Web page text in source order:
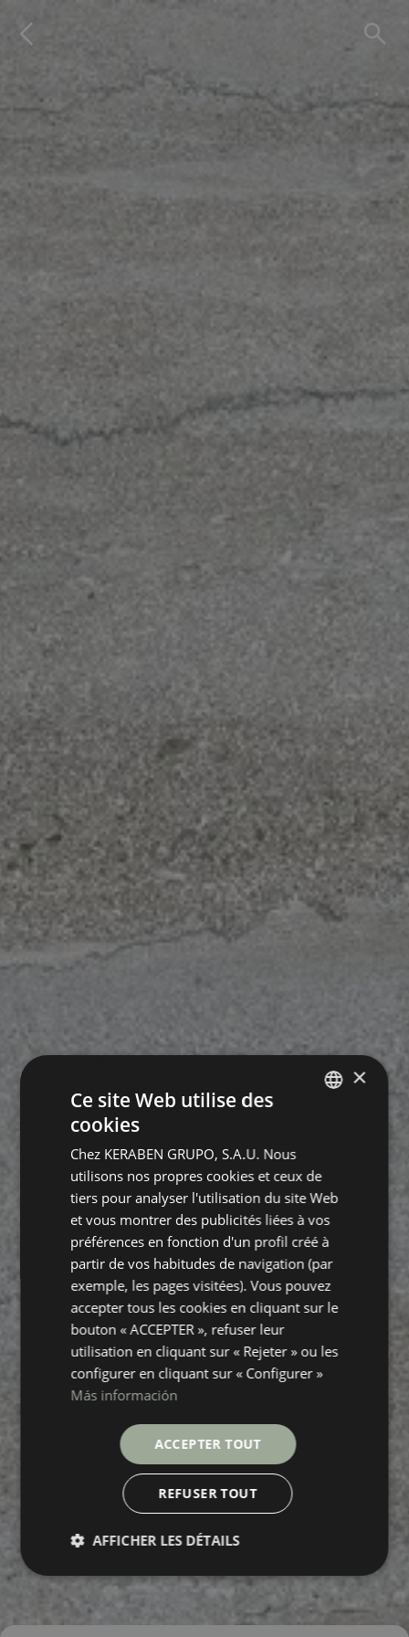
FRENCH
×
Ce site Web utilise des
cookies
Chez KERABEN GRUPO, S.A.U. Nous
utilisons nos propres cookies et ceux de
tiers pour analyser l'utilisation du site Web
et vous montrer des publicités liées à vos
préférences en fonction d'un profil créé à
partir de vos habitudes de navigation (par
exemple, les pages visitées). Vous pouvez
accepter tous les cookies en cliquant sur le
bouton « ACCEPTER », refuser leur
utilisation en cliquant sur « Rejeter » ou les
configurer en cliquant sur « Configurer »
Más información
ACCEPTER TOUT
REFUSER TOUT
AFFICHER LES DÉTAILS